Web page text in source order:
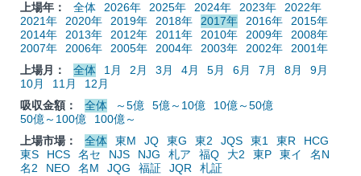
上場年：
全体 2026年 2025年 2024年 2023年
2022年
2021年
2020年 2019年 2018年 2017年 2016年
2015年
2014年
2013年 2012年 2011年 2010年 2009年
2008年
2007年
2006年 2005年 2004年 2003年 2002年
2001年
上場月：
全体 1月 2月 3月 4月 5月 6月 7月 8月
9月
10月
11月
12月
吸収金額：
全体 ～5億 5億～10億
10億～50億
50億～100億
100億～
上場市場：
全体 東M JQ 東G 東2 JQS 東1 東R
HCG
東S
HCS 名セ NJS NJG 札ア 福Q 大2 東P 東イ
名N
名2
NEO 名M JQG 福証 JQR
札証